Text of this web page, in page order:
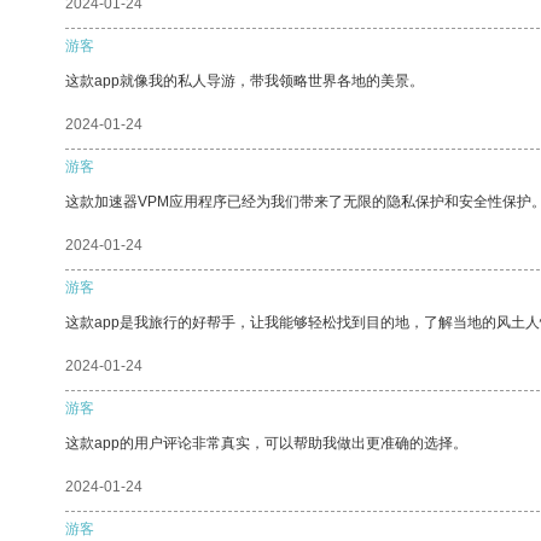
2024-01-24
游客
这款app就像我的私人导游，带我领略世界各地的美景。
2024-01-24
游客
这款加速器VPM应用程序已经为我们带来了无限的隐私保护和安全性保护
2024-01-24
游客
这款app是我旅行的好帮手，让我能够轻松找到目的地，了解当地的风土
2024-01-24
游客
这款app的用户评论非常真实，可以帮助我做出更准确的选择。
2024-01-24
游客